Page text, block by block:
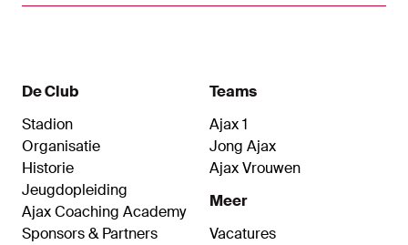
De Club
Stadion
Organisatie
Historie
Jeugdopleiding
Ajax Coaching Academy
Sponsors & Partners
Teams
Ajax 1
Jong Ajax
Ajax Vrouwen
Meer
Vacatures